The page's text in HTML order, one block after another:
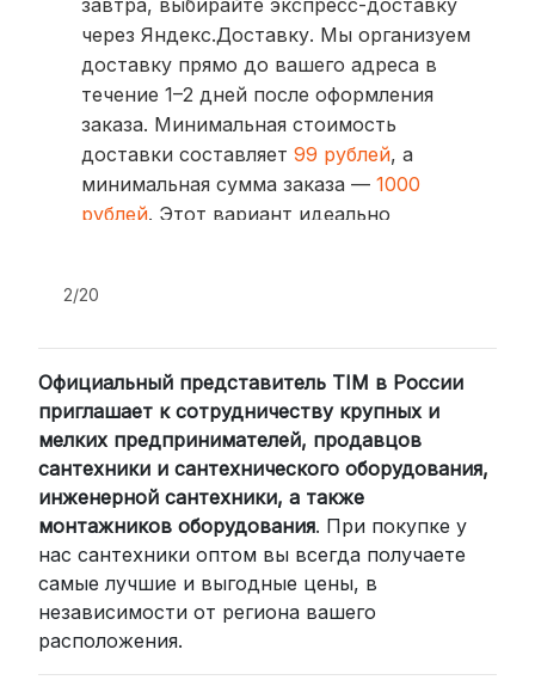
завтра, выбирайте экспресс-доставку
через Яндекс.Доставку. Мы организуем
доставку прямо до вашего адреса в
течение 1–2 дней после оформления
заказа. Минимальная стоимость
доставки составляет 99 рублей, а
минимальная сумма заказа — 1000
рублей. Этот вариант идеально
компании (СДЭК, BoxBerry, DPD)
Для клиентов из других регионов
России мы сотрудничаем с
проверенными транспортными
компаниями:
СДЭК: Выбирайте доставку до
пункта выдачи (от 2 дней) или
курьером до двери (от 3 дней).
Стоимость начинается от300
рублей
2/20
Официальный представитель TIM в России
приглашает к сотрудничеству крупных и
мелких предпринимателей, продавцов
сантехники и сантехнического оборудования,
инженерной сантехники, а также
монтажников оборудования. При покупке у
нас сантехники оптом вы всегда получаете
самые лучшие и выгодные цены, в
независимости от региона вашего
расположения.